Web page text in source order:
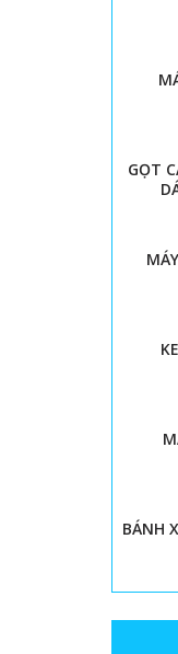
GỌT
BÁNH